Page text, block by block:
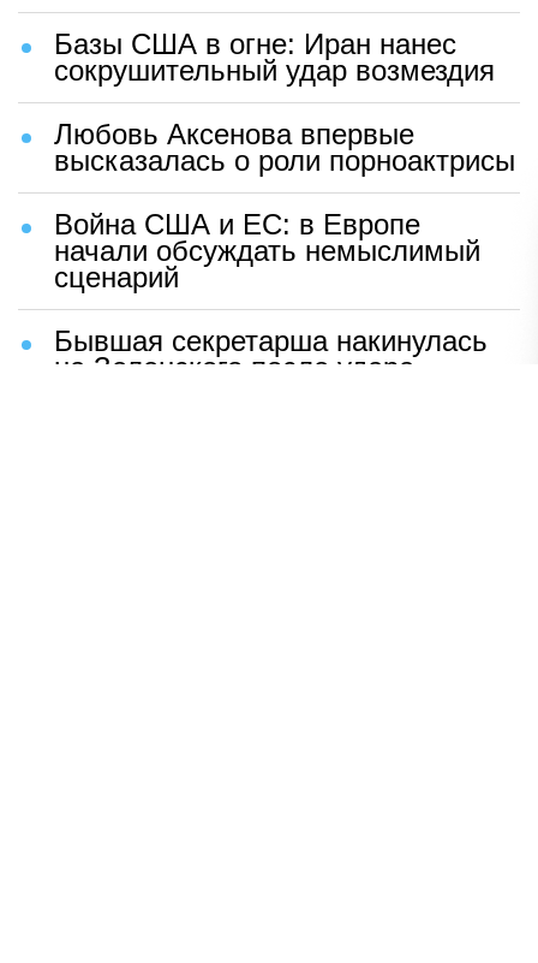
Базы США в огне: Иран нанес
сокрушительный удар возмездия
Любовь Аксенова впервые
высказалась о роли порноактрисы
Война США и ЕС: в Европе
начали обсуждать немыслимый
сценарий
Бывшая секретарша накинулась
на Зеленского после удара